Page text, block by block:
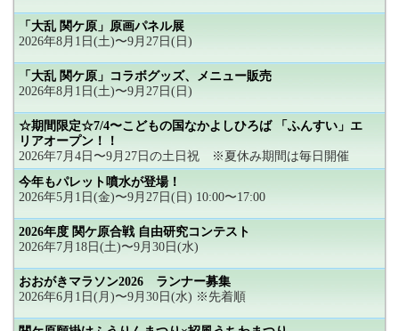
「大乱 関ケ原」原画パネル展
2026年8月1日(土)〜9月27日(日)
「大乱 関ケ原」コラボグッズ、メニュー販売
2026年8月1日(土)〜9月27日(日)
☆期間限定☆7/4〜こどもの国なかよしひろば 「ふんすい」エ
リアオープン！！
2026年7月4日〜9月27日の土日祝 ※夏休み期間は毎日開催
今年もパレット噴水が登場！
2026年5月1日(金)〜9月27日(日) 10:00〜17:00
2026年度 関ケ原合戦 自由研究コンテスト
2026年7月18日(土)〜9月30日(水)
おおがきマラソン2026 ランナー募集
2026年6月1日(月)〜9月30日(水) ※先着順